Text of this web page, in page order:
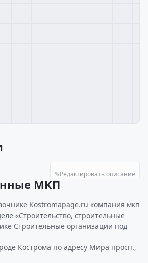
✎Редактировать описание
МКП
Kostromapage.ru компания мкп
«Строительство, строительные
Строительные организации под
Кострома по адресу Мира просп.,